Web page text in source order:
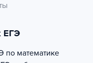
ЕГЭ
по математике